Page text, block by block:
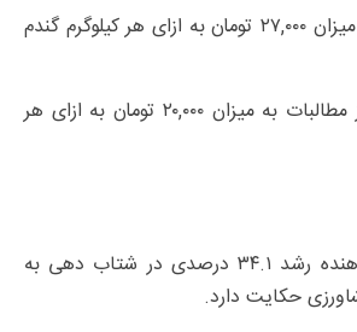
سهم گندم‌کاران بازه ۱ فروردین تا ۱۵ اردیبهشت دریافت ۵۷ درصد از مطالبات به میزان ۲۷,۰۰۰ تومان به ازای هر کیلوگرم گندم
ضمن اینکه سهم گندم‌کاران بازه ۱۶ اردیبهشت تا ۲۰ خرداد، دریافت ۴۴ درصد از مطالبات به میزان ۲۰,۰۰۰ تومان به ازای هر
واریز ۱۲.۲ همت در بازه کوتاه ۴ روزه نسبت به مرحله قبل (۹.۱ همت)، نشان‌دهنده رشد ۳۴.۱ درصدی در شتاب دهی به
حکایت دارد.